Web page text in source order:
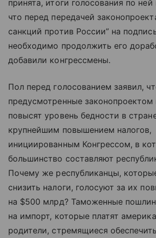
принята, итоги голосования по
что перед передачей
санкций против России” на
необходимо продолжить его
добавили конгрессмены.
Пол перед голосованием заявил,
предусмотренные
повысят уровень бедности в
крупнейшим повышением налогов,
инициированным Конгрессом, в
большинство составляют
Почему же республиканцы,
снизить налоги, голосуют за их
на $500 млрд? Таможенные
на импорт, которые платят
родители, стремящиеся